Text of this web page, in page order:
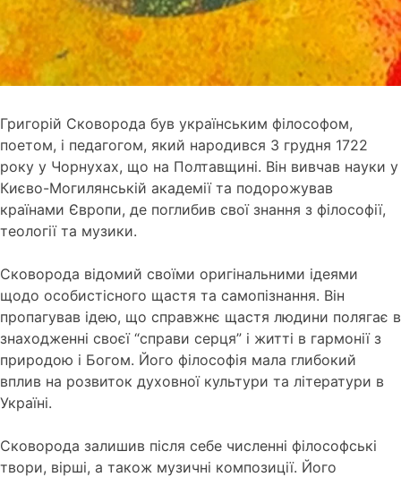
Григорій Сковорода був українським філософом,
поетом, і педагогом, який народився 3 грудня 1722
року у Чорнухах, що на Полтавщині. Він вивчав науки у
Києво-Могилянській академії та подорожував
країнами Європи, де поглибив свої знання з філософії,
теології та музики.
Сковорода відомий своїми оригінальними ідеями
щодо особистісного щастя та самопізнання. Він
пропагував ідею, що справжнє щастя людини полягає в
знаходженні своєї “справи серця” і житті в гармонії з
природою і Богом. Його філософія мала глибокий
вплив на розвиток духовної культури та літератури в
Україні.
Сковорода залишив після себе численні філософські
твори, вірші, а також музичні композиції. Його